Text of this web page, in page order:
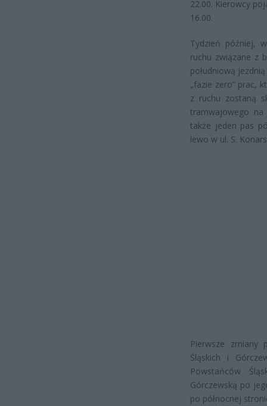
22.00. Kierowcy
16.00.
Tydzień później,
ruchu związane z
południową
„fazie zero” prac,
z ruchu zostaną
tramwajowego na
także jeden pas
lewo w ul. S.
Pierwsze zmiany
Śląskich i
Powstańców
Górczewską po
po północnej